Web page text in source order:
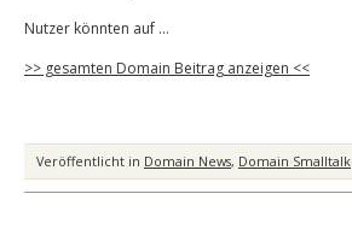
Nutzer könnten auf …
>> gesamten Domain Beitrag anzeigen <<
Veröffentlicht in Domain News, Domain Smalltalk